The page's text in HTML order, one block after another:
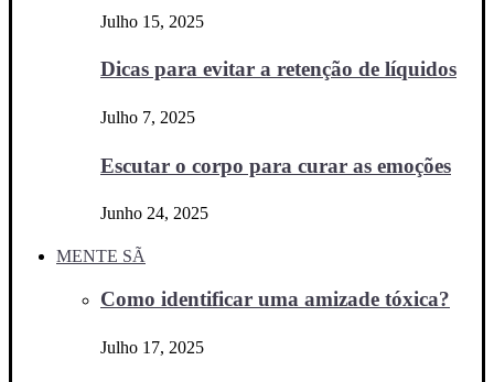
Julho 15, 2025
Dicas para evitar a retenção de líquidos
Julho 7, 2025
Escutar o corpo para curar as emoções
Junho 24, 2025
MENTE SÃ
Como identificar uma amizade tóxica?
Julho 17, 2025